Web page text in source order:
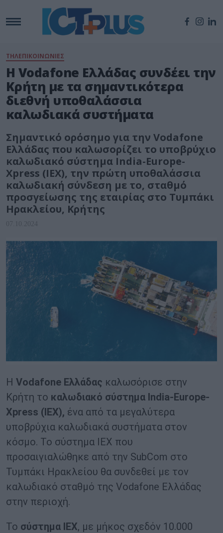
ΤΗΛΕΠΙΚΟΙΝΩΝΙΕΣ
Η Vodafone Ελλάδας συνδέει την
Κρήτη με τα σημαντικότερα
διεθνή υποθαλάσσια
καλωδιακά συστήματα
Σημαντικό ορόσημο για την Vodafone
Ελλάδας που καλωσορίζει το υποβρύχιο
καλωδιακό σύστημα India-Europe-
Xpress (IEX), την πρώτη υποθαλάσσια
καλωδιακή σύνδεση με το, σταθμό
προσγείωσης της εταιρίας στο Τυμπάκι
Ηρακλείου, Κρήτης
07.10.2024
Η Vodafone Ελλάδας καλωσόρισε στην
Κρήτη το καλωδιακό σύστημα India-Europe-
Xpress (IEX), ένα από τα μεγαλύτερα
υποβρύχια καλωδιακά συστήματα στον
κόσμο. Το σύστημα IEX που
προσαιγιαλώθηκε από την SubCom στο
Τυμπάκι Ηρακλείου θα συνδεθεί με τον
καλωδιακό σταθμό της Vodafone Ελλάδας
στην περιοχή.
Το σύστημα IEX, με μήκος σχεδόν 10.000